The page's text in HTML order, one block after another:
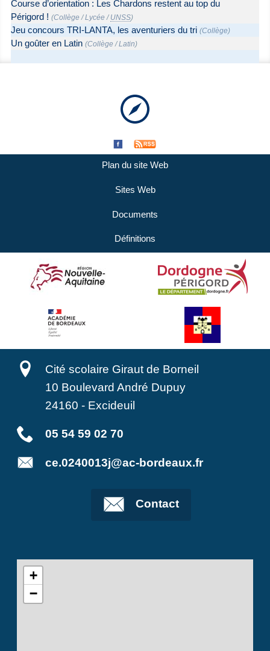
Course d’orientation : Les Chardons restent au top du
Périgord ! (Collège /Lycée / UNSS)
Jeu concours TRI-LANTA, les aventuriers du tri (Collège)
Un goûter en Latin (Collège /Latin)
Plan du site Web
Sites Web
Documents
Définitions
Cité scolaire Giraut de Borneil
10 Boulevard André Dupuy
24160 - Excideuil
05 54 59 02 70
ce.0240013j@ac-bordeaux.fr
Contact
+
−